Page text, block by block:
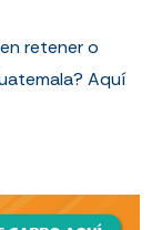
retener o
Aquí